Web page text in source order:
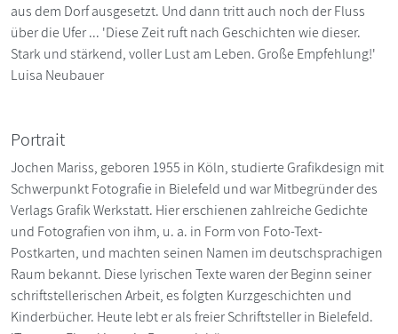
aus dem Dorf ausgesetzt. Und dann tritt auch noch der Fluss
über die Ufer ... 'Diese Zeit ruft nach Geschichten wie dieser.
Stark und stärkend, voller Lust am Leben. Große Empfehlung!'
Luisa Neubauer
Portrait
Jochen Mariss, geboren 1955 in Köln, studierte Grafikdesign mit
Schwerpunkt Fotografie in Bielefeld und war Mitbegründer des
Verlags Grafik Werkstatt. Hier erschienen zahlreiche Gedichte
und Fotografien von ihm, u. a. in Form von Foto-Text-
Postkarten, und machten seinen Namen im deutschsprachigen
Raum bekannt. Diese lyrischen Texte waren der Beginn seiner
schriftstellerischen Arbeit, es folgten Kurzgeschichten und
Kinderbücher. Heute lebt er als freier Schriftsteller in Bielefeld.